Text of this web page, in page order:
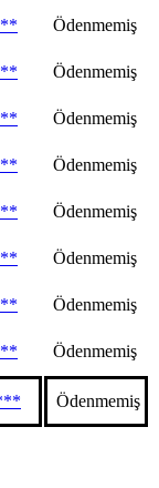
Ödenmemiş
Ödenmemiş
Ödenmemiş
Ödenmemiş
Ödenmemiş
Ödenmemiş
Ödenmemiş
Ödenmemiş
Ödenmemiş